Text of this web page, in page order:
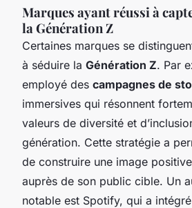
Marques ayant réussi à
la Génération Z
Certaines marques se
à séduire la Génération Z. Par
employé des campagnes de
immersives qui résonnent
valeurs de diversité et
génération. Cette stratégie a
de construire une image
auprès de son public cible. Un
notable est Spotify, qui a